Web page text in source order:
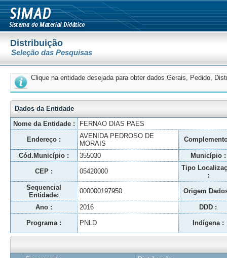
Distribuição
Seleção das Pesquisas
Clique na entidade desejada para obter dados Gerais, Pedido,
Dados da Entidade
Nome da Entidade :
FERNAO DIAS PAES
Endereço :
AVENIDA PEDROSO DE
MORAIS
Cód.Município : 355030 Município :
CEP : 05420000
Tipo
:
Sequencial
Entidade:
000000197950 Origem
Ano : 2016 DDD :
Programa : PNLD Indígena :